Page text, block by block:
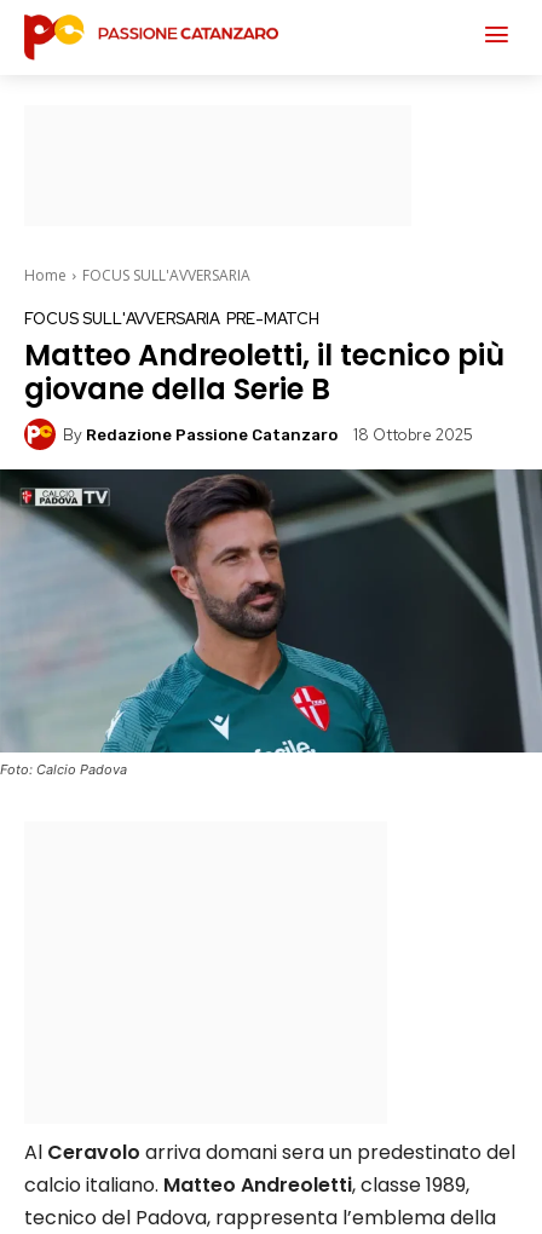
Home FOCUS SULL'AVVERSARIA
FOCUS SULL'AVVERSARIA PRE-MATCH
Matteo Andreoletti, il tecnico più
giovane della Serie B
By Redazione Passione Catanzaro 18 Ottobre 2025
Foto: Calcio Padova
Al Ceravolo arriva domani sera un predestinato del
calcio italiano. Matteo Andreoletti, classe 1989,
tecnico del Padova, rappresenta l’emblema della